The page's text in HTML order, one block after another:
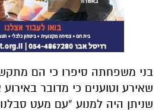
בני משפחתה סיפרו כי הם
שאירע וטוענים כי מדובר באירוע
שניתן היה למנוע “עם מעט